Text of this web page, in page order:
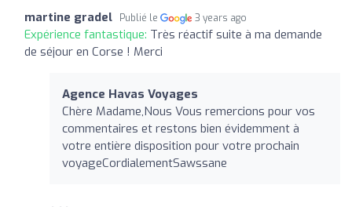
martine gradel Publié le 3 years ago
Expérience fantastique: Très réactif suite à ma demande
de séjour en Corse ! Merci
Agence Havas Voyages
Chère Madame,Nous Vous remercions pour vos
commentaires et restons bien évidemment à
votre entière disposition pour votre prochain
voyageCordialementSawssane